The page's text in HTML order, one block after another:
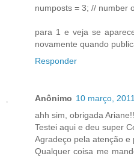
numposts = 3; // number
para 1 e veja se
novamente quando
Responder
Anônimo 10 março, 2011
ahh sim, obrigada
Testei aqui e deu super
Agradeço pela atenção e
Qualquer coisa me